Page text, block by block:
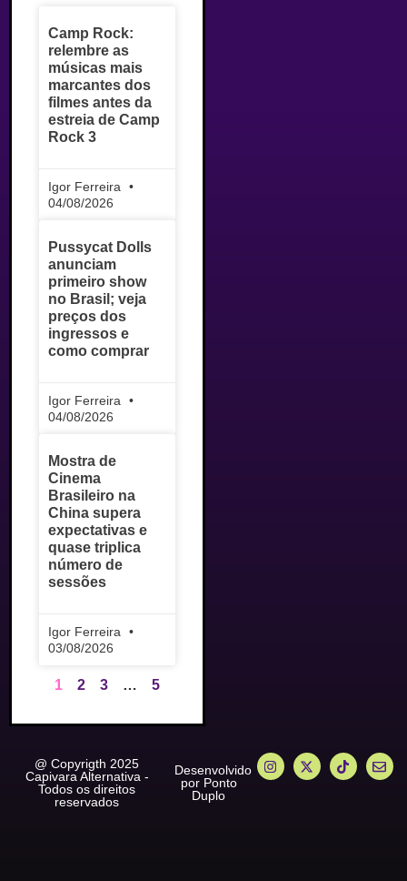
Camp Rock:
relembre as
músicas mais
marcantes dos
filmes antes da
estreia de Camp
Rock 3
Igor Ferreira
04/08/2026
Pussycat Dolls
anunciam
primeiro show
no Brasil; veja
preços dos
ingressos e
como comprar
Igor Ferreira
04/08/2026
Mostra de
Cinema
Brasileiro na
China supera
expectativas e
quase triplica
número de
sessões
Igor Ferreira
03/08/2026
1 2 3 … 5
@ Copyrigth 2025
Capivara Alternativa -
Todos os direitos
reservados
Desenvolvido
por Ponto
Duplo